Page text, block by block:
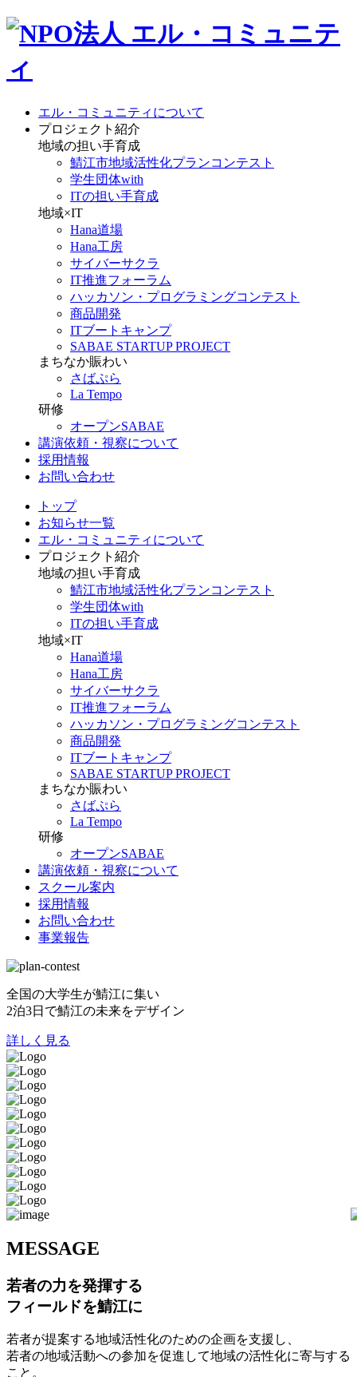
エル・コミュニティについて
プロジェクト紹介
地域の担い手育成
鯖江市地域活性化プランコンテスト
学生団体with
ITの担い手育成
地域×IT
Hana道場
Hana工房
サイバーサクラ
IT推進フォーラム
ハッカソン・プログラミングコンテスト
商品開発
ITブートキャンプ
SABAE STARTUP PROJECT
まちなか賑わい
さばぷら
La Tempo
研修
オープンSABAE
講演依頼・視察について
採用情報
お問い合わせ
トップ
お知らせ一覧
エル・コミュニティについて
プロジェクト紹介
地域の担い手育成
鯖江市地域活性化プランコンテスト
学生団体with
ITの担い手育成
地域×IT
Hana道場
Hana工房
サイバーサクラ
IT推進フォーラム
ハッカソン・プログラミングコンテスト
商品開発
ITブートキャンプ
SABAE STARTUP PROJECT
まちなか賑わい
さばぷら
La Tempo
研修
オープンSABAE
講演依頼・視察について
スクール案内
採用情報
お問い合わせ
事業報告
全国の大学生が鯖江に集い
2泊3日で鯖江の未来をデザイン
詳しく見る
MESSAGE
若者の力を発揮する
フィールドを鯖江に
若者が提案する地域活性化のための企画を支援し、
若者の地域活動への参加を促進して地域の活性化に寄与する
こと。